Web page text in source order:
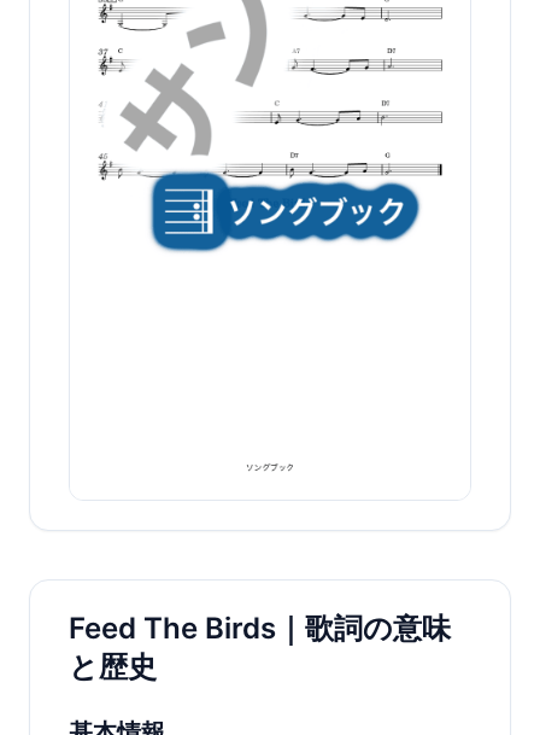
Feed The Birds｜歌詞の意味
と歴史